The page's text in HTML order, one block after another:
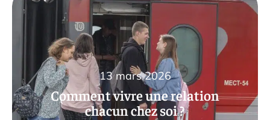
Comment vivre une relation
chacun chez soi ?
13 mars 2026